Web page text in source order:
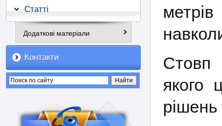
Статті
Додаткові матеріали
Контакти
Стовп
якого